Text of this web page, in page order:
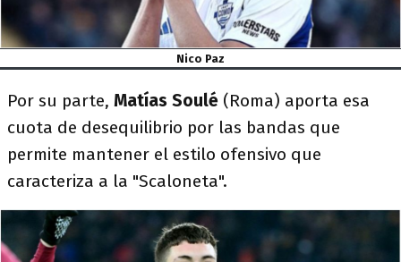
Nico Paz
Por su parte, Matías Soulé (Roma) aporta esa
cuota de desequilibrio por las bandas que
permite mantener el estilo ofensivo que
caracteriza a la "Scaloneta".